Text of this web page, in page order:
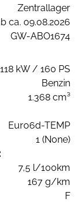
Zentrallager
ca. 09.08.2026
GW-ABO1674
118 kW / 160 PS
Benzin
1.368 cm³
Euro6d-TEMP
1 (None)
7,5 l/100km
167 g/km
F